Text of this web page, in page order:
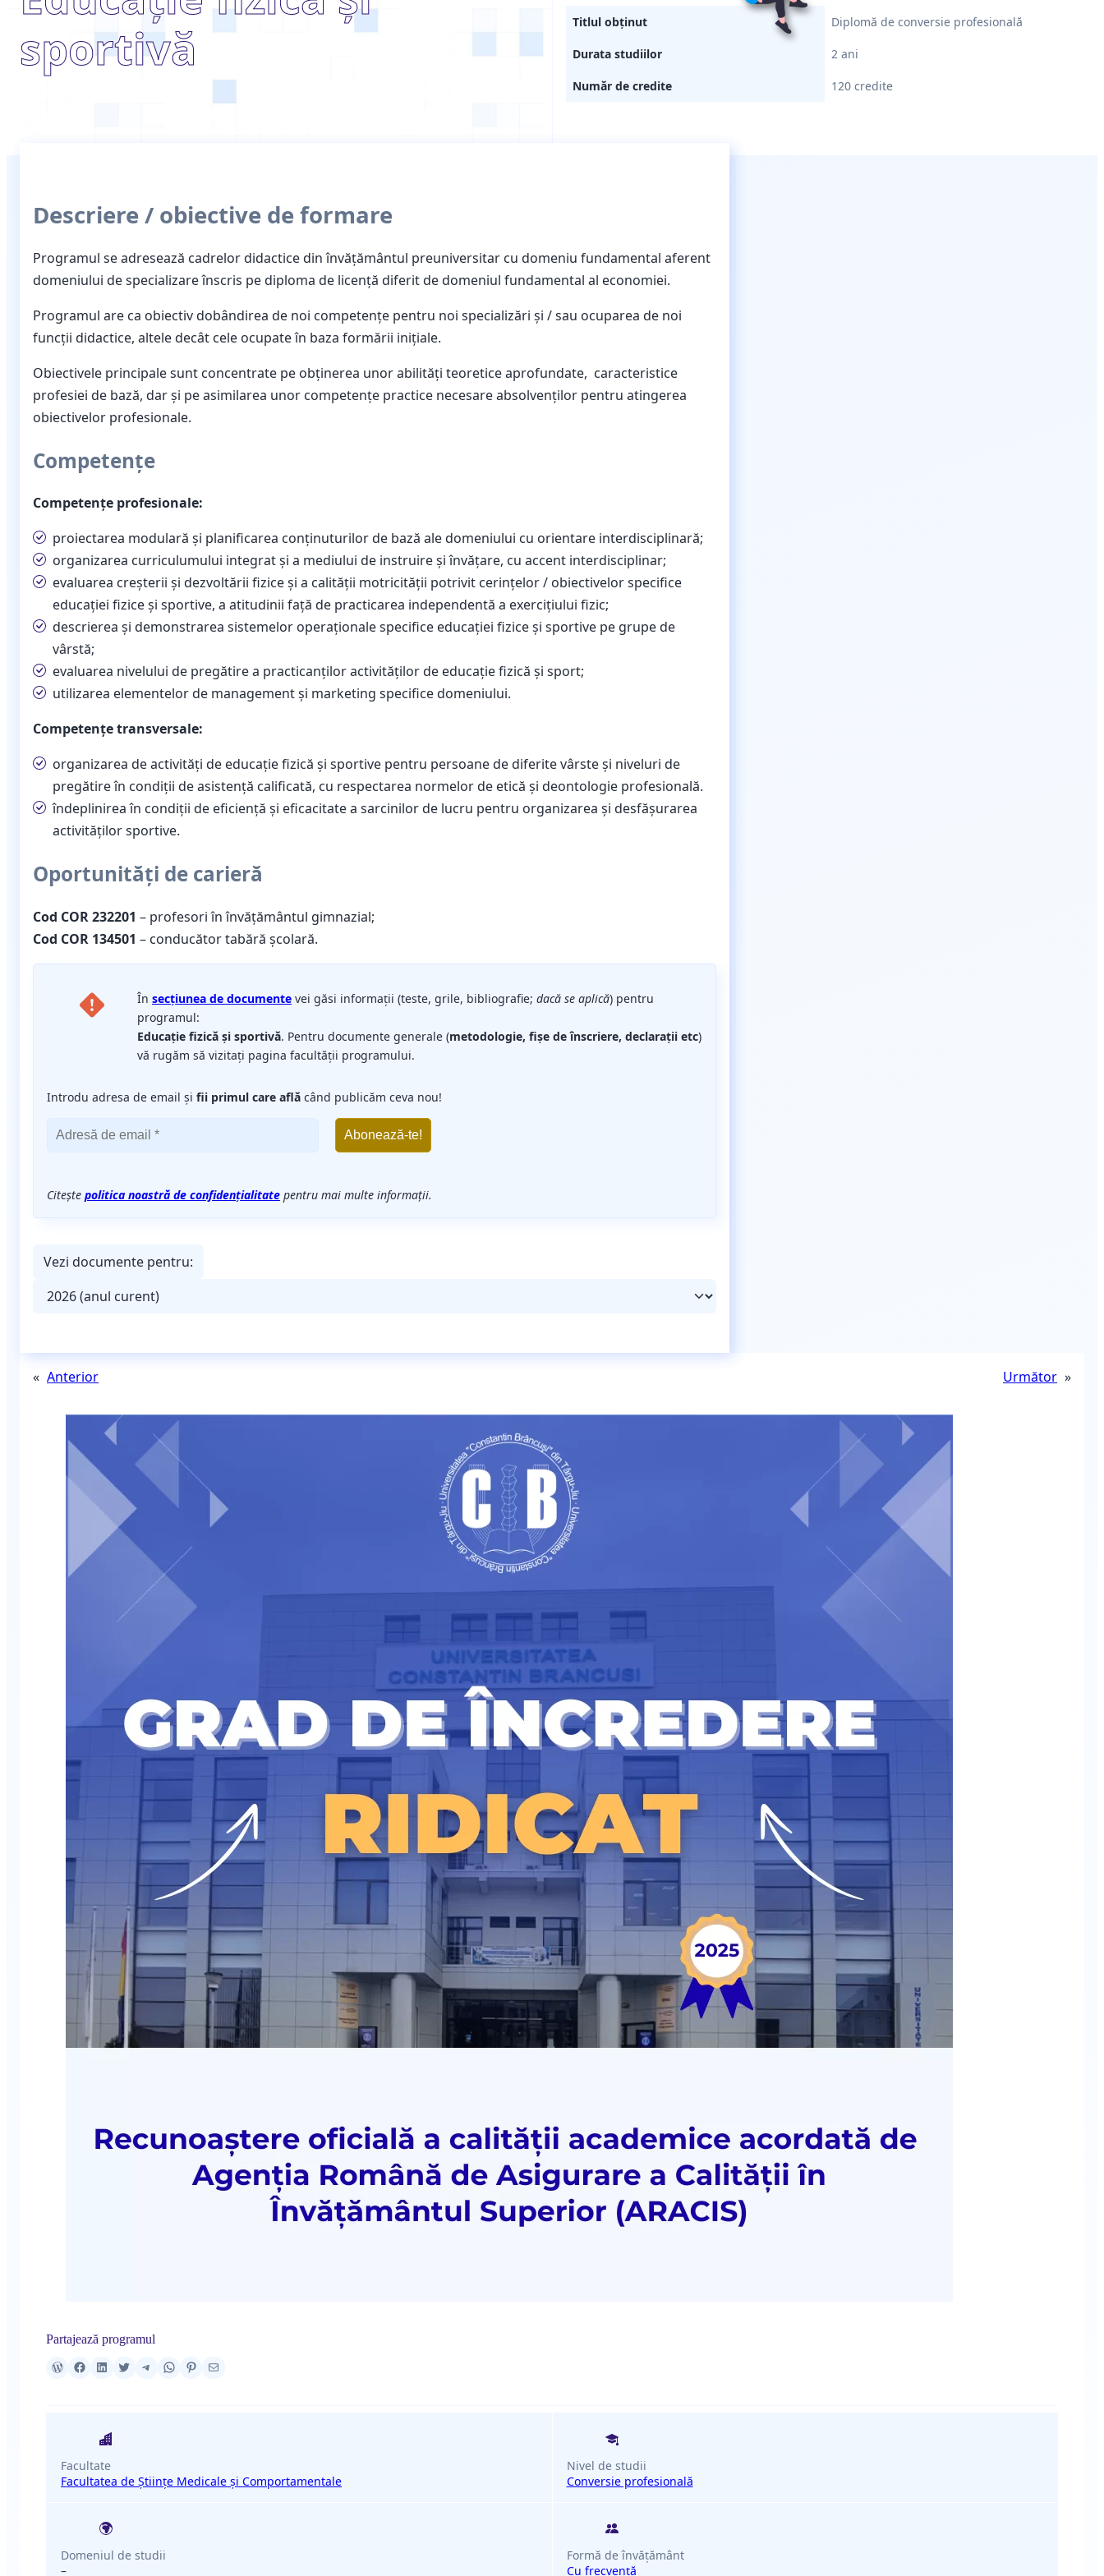
sportivă
Titlul obținut Diplomă de conversie profesională
Durata studiilor 2 ani
Număr de credite 120 credite
Descriere / obiective de formare
Programul se adresează cadrelor didactice din învăţământul preuniversitar cu domeniu fundamental aferent
domeniului de specializare înscris pe diploma de licenţă diferit de domeniul fundamental al economiei.
Programul are ca obiectiv dobândirea de noi competenţe pentru noi specializări şi / sau ocuparea de noi
funcţii didactice, altele decât cele ocupate în baza formării iniţiale.
Obiectivele principale sunt concentrate pe obţinerea unor abilităţi teoretice aprofundate, caracteristice
profesiei de bază, dar şi pe asimilarea unor competenţe practice necesare absolvenţilor pentru atingerea
obiectivelor profesionale.
Competențe
Competențe profesionale:
proiectarea modulară și planificarea conținuturilor de bază ale domeniului cu orientare interdisciplinară;
organizarea curriculumului integrat și a mediului de instruire și învățare, cu accent interdisciplinar;
evaluarea creșterii și dezvoltării fizice și a calității motricității potrivit cerințelor / obiectivelor specifice
educației fizice și sportive, a atitudinii față de practicarea independentă a exercițiului fizic;
descrierea și demonstrarea sistemelor operaționale specifice educației fizice și sportive pe grupe de
vârstă;
evaluarea nivelului de pregătire a practicanților activităților de educație fizică și sport;
utilizarea elementelor de management și marketing specifice domeniului.
Competențe transversale:
organizarea de activități de educație fizică și sportive pentru persoane de diferite vârste și niveluri de
pregătire în condiții de asistență calificată, cu respectarea normelor de etică și deontologie profesională.
îndeplinirea în condiții de eficiență și eficacitate a sarcinilor de lucru pentru organizarea și desfășurarea
activităților sportive.
Oportunități de carieră
Cod COR 232201 – profesori în învățământul gimnazial;
Cod COR 134501 – conducător tabără școlară.
În secțiunea de documente vei găsi informații (teste, grile, bibliografie; dacă se aplică) pentru
programul:
Educație fizică și sportivă. Pentru documente generale (metodologie, fișe de înscriere, declarații etc)
vă rugăm să vizitați pagina facultății programului.
Introdu adresa de email și fii primul care află când publicăm ceva nou!
Citește politica noastră de confidențialitate pentru mai multe informații.
Vezi documente pentru:
« Anterior Următor »
Partajează programul
Facultate
Facultatea de Științe Medicale și Comportamentale
Nivel de studii
Conversie profesională
Domeniul de studii
–
Formă de învățământ
Cu frecvență